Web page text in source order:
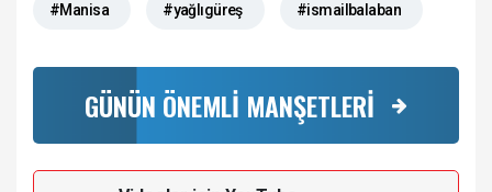
#Manisa #yağlıgüreş #ismailbalaban
GÜNÜN ÖNEMLİ MANŞETLERİ